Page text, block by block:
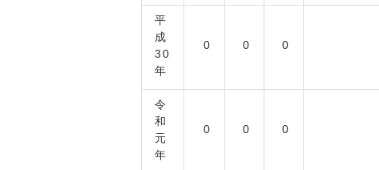
平
成
30
年
0 0 0
令
和
元
年
0 0 0